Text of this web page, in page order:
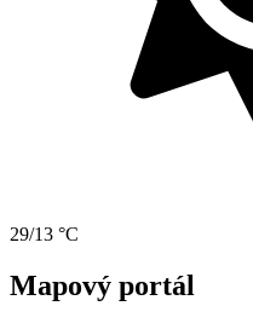
29/13 °C
Mapový portál